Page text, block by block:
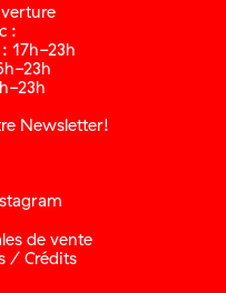
:
17h-23h
23h
23h
Newsletter!
de vente
/ Crédits